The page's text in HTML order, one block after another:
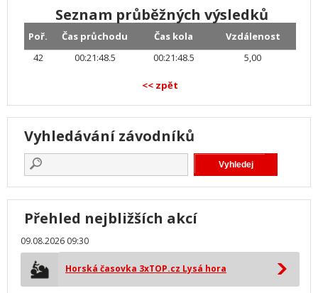
Seznam průběžných výsledků
Poř. Čas průchodu Čas kola
Vzdálenost
42
00:21:48.5 00:21:48.5 5,00
<< zpět
Vyhledávání závodníků
Přehled nejbližších akcí
09.08.2026 09:30
Horská časovka 3xTOP.cz Lysá hora